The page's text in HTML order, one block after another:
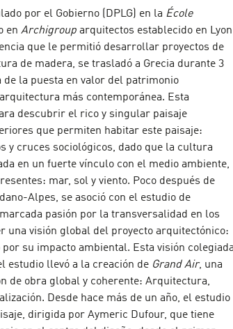
por el Gobierno (DPLG) en la École
en Archigroup arquitectos establecido en
que le permitió desarrollar proyectos de
de madera, se trasladó a Grecia durante 3
la puesta en valor del patrimonio
más contemporánea. Esta
descubrir el rico y singular paisaje
que permiten habitar este paisaje:
y cruces sociológicos, dado que la cultura
en un fuerte vínculo con el medio ambiente,
mar, sol y viento. Poco después de
Alpes, se asoció con el estudio de
pasión por la transversalidad en los
una visión global del proyecto arquitectónico:
su impacto ambiental. Esta visión
estudio llevó a la creación de Grand Air, una
de obra global y coherente: Arquitectura,
Desde hace más de un año, el estudio
dirigida por Aymeric Dufour, que tiene